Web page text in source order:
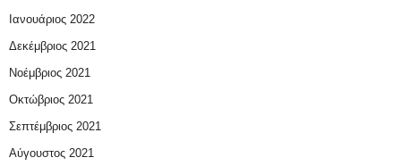
Ιανουάριος 2022
Δεκέμβριος 2021
Νοέμβριος 2021
Οκτώβριος 2021
Σεπτέμβριος 2021
Αύγουστος 2021